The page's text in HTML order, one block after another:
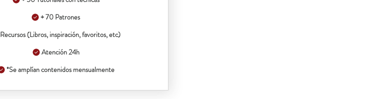
+ 70 Patrones
Recursos (Libros, inspiración, favoritos, etc)
Atención 24h
*Se amplían contenidos mensualmente